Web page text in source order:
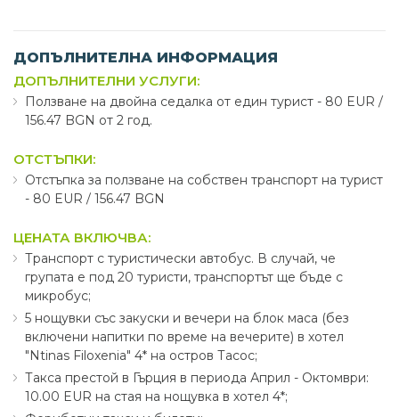
ДОПЪЛНИТЕЛНА ИНФОРМАЦИЯ
ДОПЪЛНИТЕЛНИ УСЛУГИ:
Ползване на двойна седалка от един турист - 80 EUR ∕
156.47 BGN от 2 год.
ОТСТЪПКИ:
Отстъпка за ползване на собствен транспорт на турист
- 80 EUR ∕ 156.47 BGN
ЦЕНАТА ВКЛЮЧВА:
Транспорт с туристически автобус. В случай, че
групата е под 20 туристи, транспортът ще бъде с
микробус;
5 нощувки със закуски и вечери на блок маса (без
включени напитки по време на вечерите) в хотел
"Ntinas Filoxenia" 4* на остров Тасос;
Такса престой в Гърция в периода Април - Октомври:
10.00 EUR на стая на нощувка в хотел 4*;